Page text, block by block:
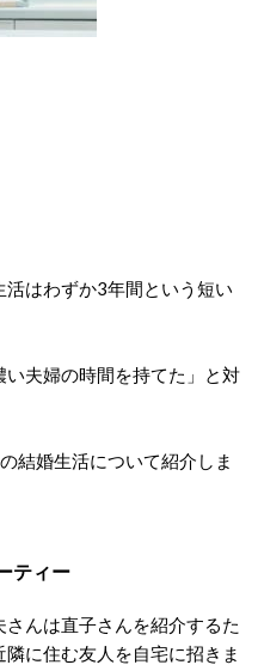
はわずか3年間という短い
夫婦の時間を持てた」と対
結婚生活について紹介しま
ティー
んは直子さんを紹介するた
に住む友人を自宅に招きま